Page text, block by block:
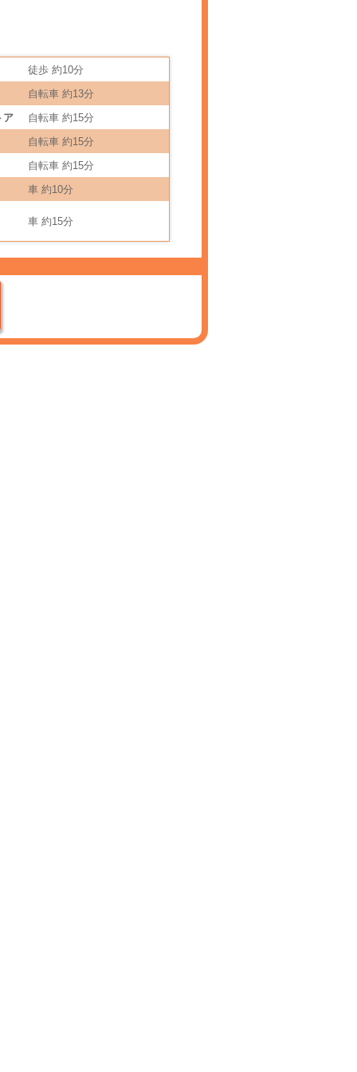
徒歩 約10分
自転車 約13分
ア
自転車 約15分
自転車 約15分
自転車 約15分
車 約10分
車 約15分